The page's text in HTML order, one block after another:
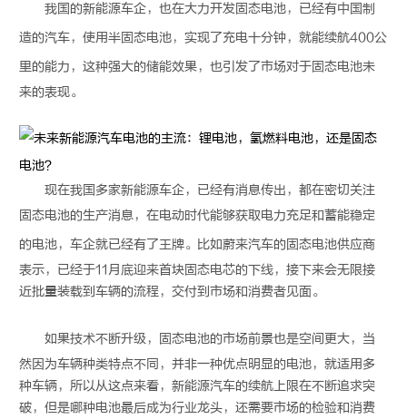
我国的新能源车企，也在大力开发固态电池，已经有中国制
造的汽车，使用半固态电池，实现了充电十分钟，就能续航400公
里的能力，这种强大的储能效果，也引发了市场对于固态电池未
来的表现。
现在我国多家新能源车企，已经有消息传出，都在密切关注
固态电池的生产消息，在电动时代能够获取电力充足和蓄能稳定
的电池，车企就已经有了王牌。比如蔚来汽车的固态电池供应商
表示，已经于11月底迎来首块固态电芯的下线，接下来会无限接
近批量装载到车辆的流程，交付到市场和消费者见面。
如果技术不断升级， 固态电池的市场前景也是空间更大，当
然因为车辆种类特点不同，并非一种优点明显的电池，就适用多
种车辆，所以从这点来看，新能源汽车的续航上限在不断追求突
破，但是哪种电池最后成为行业龙头，还需要市场的检验和消费